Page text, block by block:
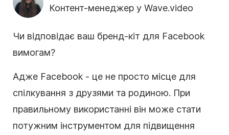
Контент-менеджер у Wave.video
Чи відповідає ваш бренд-кіт для Facebook
вимогам?
Адже Facebook - це не просто місце для
спілкування з друзями та родиною. При
правильному використанні він може стати
потужним інструментом для підвищення